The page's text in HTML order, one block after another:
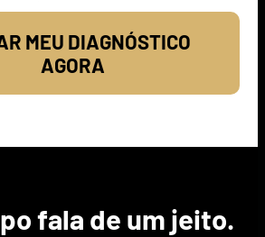
MEU DIAGNÓSTICO
AGORA
fala de um jeito.